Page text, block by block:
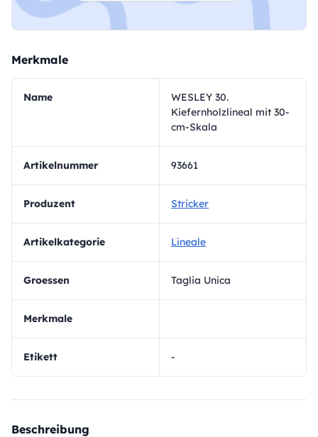
Merkmale
Name
WESLEY 30.
Kiefernholzlineal mit 30-
cm-Skala
Artikelnummer 93661
Produzent Stricker
Artikelkategorie Lineale
Groessen Taglia Unica
Merkmale
Etikett -
Beschreibung